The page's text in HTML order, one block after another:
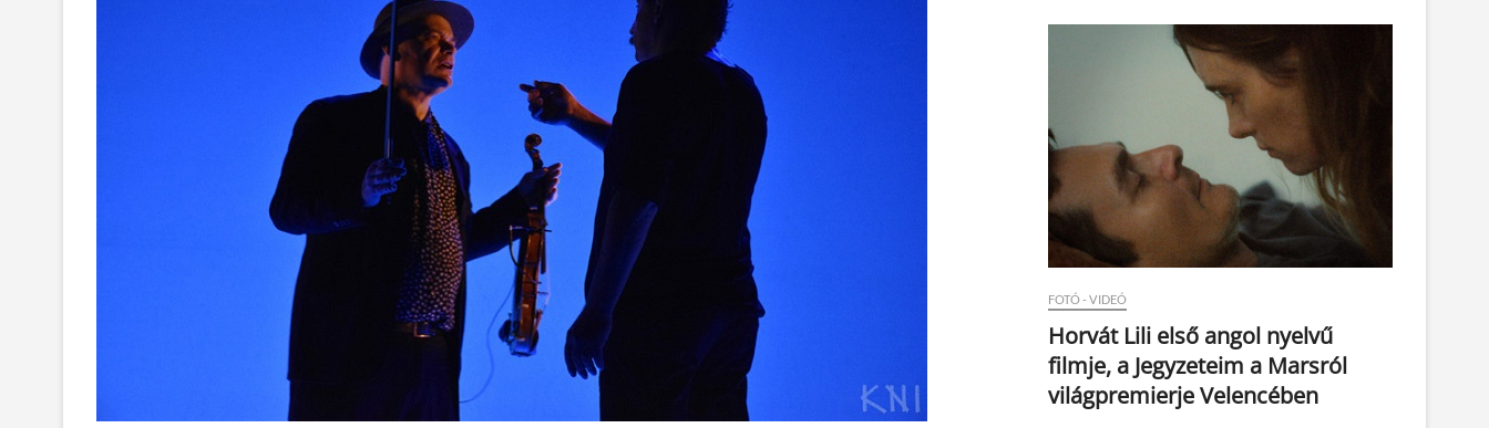
FOTÓ - VIDEÓ
Horvát Lili első angol nyelvű
filmje, a Jegyzeteim a Marsról
világpremierje Velencében